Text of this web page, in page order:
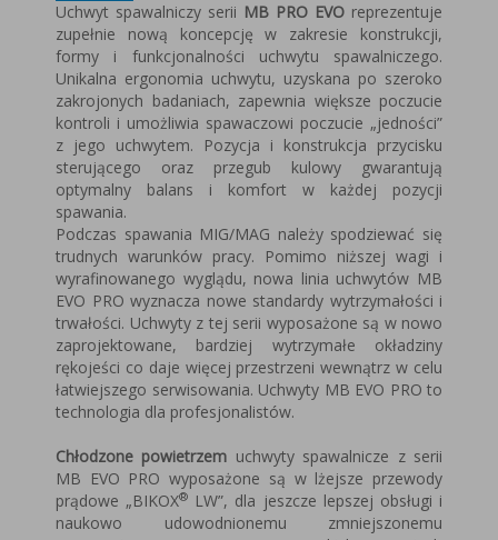
Uchwyt spawalniczy serii MB PRO EVO reprezentuje
zupełnie nową koncepcję w zakresie konstrukcji,
formy i funkcjonalności uchwytu spawalniczego.
Unikalna ergonomia uchwytu, uzyskana po szeroko
zakrojonych badaniach, zapewnia większe poczucie
kontroli i umożliwia spawaczowi poczucie „jedności”
z jego uchwytem. Pozycja i konstrukcja przycisku
sterującego oraz przegub kulowy gwarantują
optymalny balans i komfort w każdej pozycji
spawania.
Podczas spawania MIG/MAG należy spodziewać się
trudnych warunków pracy. Pomimo niższej wagi i
wyrafinowanego wyglądu, nowa linia uchwytów MB
EVO PRO wyznacza nowe standardy wytrzymałości i
trwałości. Uchwyty z tej serii wyposażone są w nowo
zaprojektowane, bardziej wytrzymałe okładziny
rękojeści co daje więcej przestrzeni wewnątrz w celu
łatwiejszego serwisowania. Uchwyty MB EVO PRO to
technologia dla profesjonalistów.
Chłodzone powietrzem uchwyty spawalnicze z serii
MB EVO PRO wyposażone są w lżejsze przewody
prądowe „BIKOX® LW”, dla jeszcze lepszej obsługi i
naukowo udowodnionemu zmniejszonemu